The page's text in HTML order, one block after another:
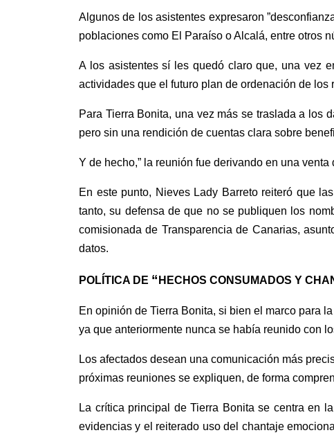
Algunos de los asistentes expresaron ”
poblaciones como El Paraíso o Alcalá, entre otros
A los asistentes sí les quedó claro que, una vez
actividades que el futuro plan de ordenación de
Para Tierra Bonita, una vez más se traslada a los
pero sin una rendición de cuentas clara sobre
Y de hecho,” la reunión fue derivando en una venta
En este punto, Nieves Lady Barreto reiteró que
tanto, su defensa de que no se publiquen los
comisionada de Transparencia de Canarias,
datos.
POLÍTICA DE “ HECHOS CONSUMADOS Y
En opinión de Tierra Bonita, si bien el marco para
ya que anteriormente nunca se había reunido con
Losafectados desean una comunicación más
próximas reuniones se expliquen, de forma
La crítica principal de Tierra Bonitase centra en la
evidencias y el reiterado usodel chantaje